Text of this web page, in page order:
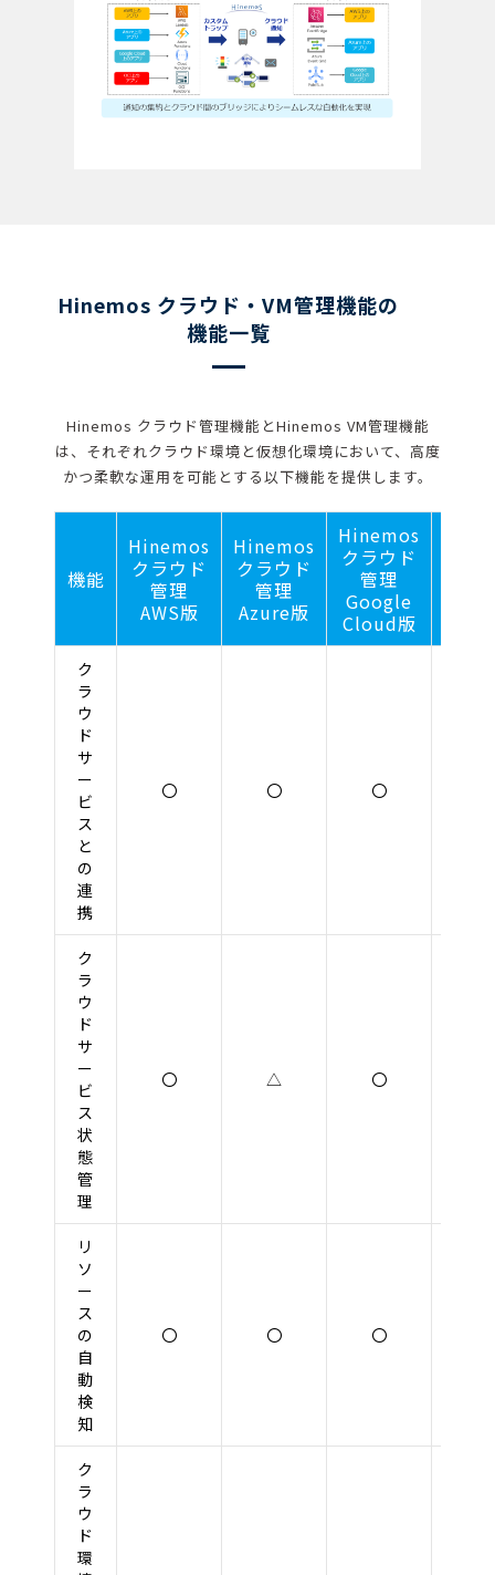
Hinemos クラウド・VM管理機能の
機能一覧
Hinemos クラウド管理機能とHinemos VM管理機能
は、それぞれクラウド環境と仮想化環境において、高度
かつ柔軟な運用を可能とする以下機能を提供します。
機能
Hinemos
クラウド
管理
AWS版
Hinemos
クラウド
管理
Azure版
Hinemos
クラウド
管理
Google
Cloud版
ク
ラ
ウ
ド
サ
ー
ビ
ス
と
の
連
携
〇 〇 〇
ク
ラ
ウ
ド
サ
ー
ビ
ス
状
態
管
理
〇 △ 〇
リ
ソ
ー
ス
の
自
動
検
知
〇 〇 〇
ク
ラ
ウ
ド
環